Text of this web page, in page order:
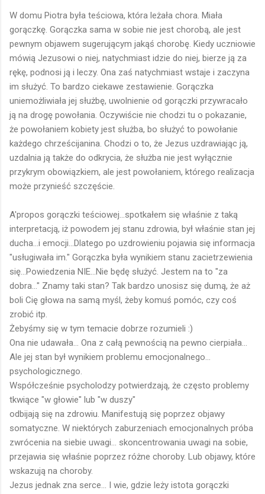
W domu Piotra była teściowa, która leżała chora. Miała
gorączkę. Gorączka sama w sobie nie jest chorobą, ale jest
pewnym objawem sugerującym jakąś chorobę. Kiedy uczniowie
mówią Jezusowi o niej, natychmiast idzie do niej, bierze ją za
rękę, podnosi ją i leczy. Ona zaś natychmiast wstaje i zaczyna
im służyć. To bardzo ciekawe zestawienie. Gorączka
uniemożliwiała jej służbę, uwolnienie od gorączki przywracało
ją na drogę powołania. Oczywiście nie chodzi tu o pokazanie,
że powołaniem kobiety jest służba, bo służyć to powołanie
każdego chrześcijanina. Chodzi o to, że Jezus uzdrawiając ją,
uzdalnia ją także do odkrycia, że służba nie jest wyłącznie
przykrym obowiązkiem, ale jest powołaniem, którego realizacja
może przynieść szczęście.
A'propos gorączki teściowej...spotkałem się właśnie z taką
interpretacją, iż powodem jej stanu zdrowia, był właśnie stan jej
ducha...i emocji...Dlatego po uzdrowieniu pojawia się informacja
"usługiwała im." Gorączka była wynikiem stanu zacietrzewienia
się...Powiedzenia NIE...Nie będę służyć. Jestem na to "za
dobra..." Znamy taki stan? Tak bardzo unosisz się dumą, że aż
boli Cię głowa na samą myśl, żeby komuś pomóc, czy coś
zrobić itp.
Żebyśmy się w tym temacie dobrze rozumieli :)
Ona nie udawała... Ona z całą pewnością na pewno cierpiała...
Ale jej stan był wynikiem problemu emocjonalnego...
psychologicznego.
Współcześnie psycholodzy potwierdzają, że często problemy
tkwiące "w głowie" lub "w duszy"
odbijają się na zdrowiu. Manifestują się poprzez objawy
somatyczne. W niektórych zaburzeniach emocjonalnych próba
zwrócenia na siebie uwagi... skoncentrowania uwagi na sobie,
przejawia się właśnie poprzez różne choroby. Lub objawy, które
wskazują na choroby.
Jezus jednak zna serce... I wie, gdzie leży istota gorączki